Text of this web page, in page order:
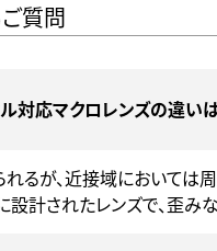
質問
対応マクロレンズの違い
るが、近接域においては周
計されたレンズで、歪み